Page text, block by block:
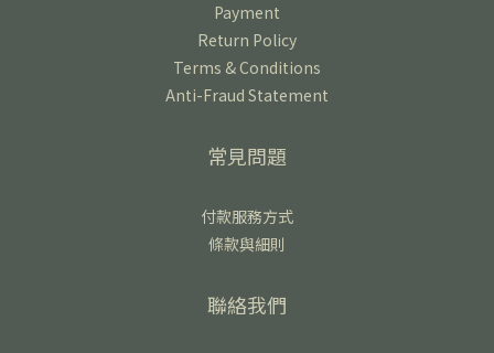
Payment
Return Policy
Terms & Conditions
Anti-Fraud Statement
常見問題
付款服務方式
條款與細則
聯絡我們